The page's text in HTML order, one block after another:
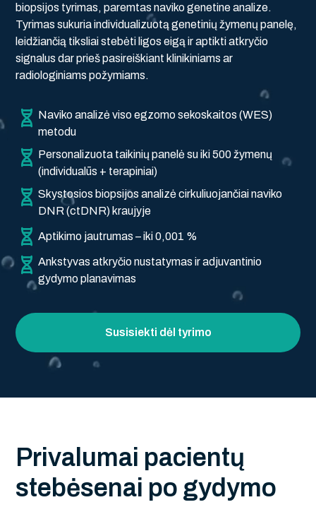
biopsijos tyrimas, paremtas naviko genetine analize.
Tyrimas sukuria individualizuotą genetinių žymenų panelę,
leidžiančią tiksliai stebėti ligos eigą ir aptikti atkryčio
signalus dar prieš pasireiškiant klinikiniams ar
radiologiniams požymiams.
Naviko analizė viso egzomo sekoskaitos (WES)
metodu
Personalizuota taikinių panelė su iki 500 žymenų
(individualūs + terapiniai)
Skystosios biopsijos analizė cirkuliuojančiai naviko
DNR (ctDNR) kraujyje
Aptikimo jautrumas – iki 0,001 %
Ankstyvas atkryčio nustatymas ir adjuvantinio
gydymo planavimas
Susisiekti dėl tyrimo
Priva umai pacientų
stebėsenai po gydymo